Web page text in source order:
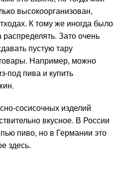
высокоорганизован,
К тому же иногда было
распределять. Зато очень
пустую тару
Например, можно
под пива и купить
сосисочных изделий
вкусное. В России
пиво, но в Германии это
здесь.